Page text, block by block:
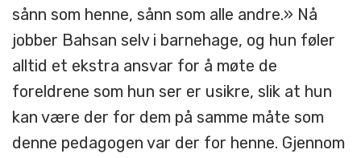
sånn som henne, sånn som alle andre.» Nå
jobber Bahsan selv i barnehage, og hun føler
alltid et ekstra ansvar for å møte de
foreldrene som hun ser er usikre, slik at hun
kan være der for dem på samme måte som
denne pedagogen var der for henne. Gjennom